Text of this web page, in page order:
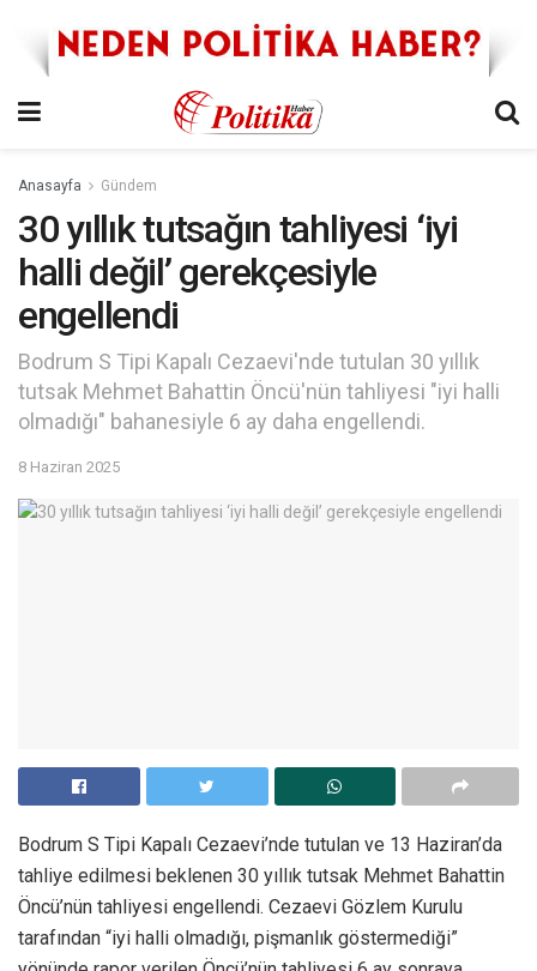
Anasayfa Gündem
30 yıllık tutsağın tahliyesi ‘iyi
halli değil’ gerekçesiyle
engellendi
Bodrum S Tipi Kapalı Cezaevi'nde tutulan 30 yıllık
tutsak Mehmet Bahattin Öncü'nün tahliyesi "iyi halli
olmadığı" bahanesiyle 6 ay daha engellendi.
8 Haziran 2025
Bodrum S Tipi Kapalı Cezaevi’nde tutulan ve 13 Haziran’da
tahliye edilmesi beklenen 30 yıllık tutsak Mehmet Bahattin
Öncü’nün tahliyesi engellendi. Cezaevi Gözlem Kurulu
tarafından “iyi halli olmadığı, pişmanlık göstermediği”